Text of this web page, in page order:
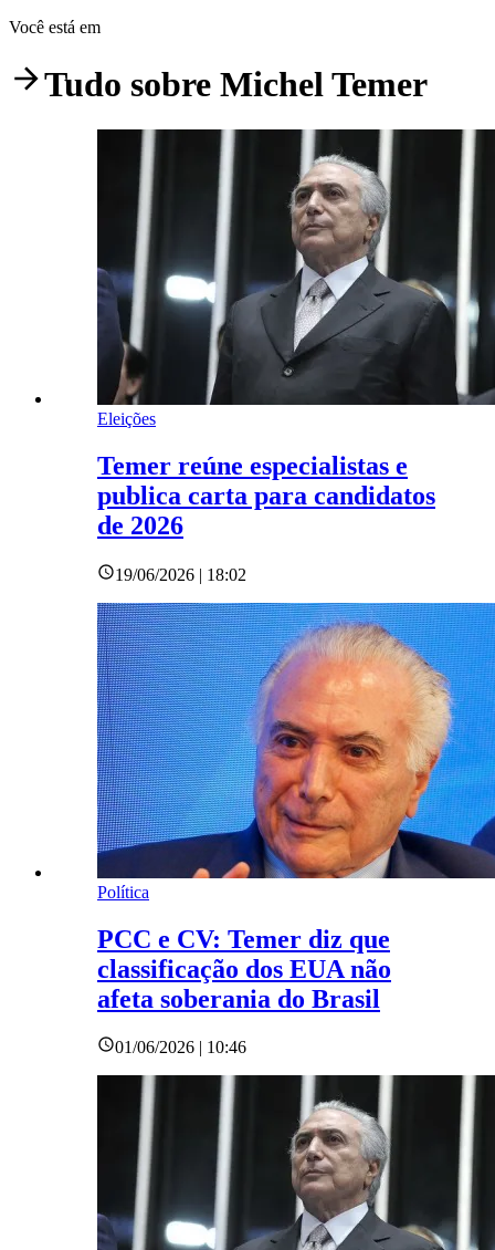
Você está em
Tudo sobre Michel Temer
Eleições
Temer reúne especialistas e
publica carta para candidatos
de 2026
19/06/2026 | 18:02
Política
PCC e CV: Temer diz que
classificação dos EUA não
afeta soberania do Brasil
01/06/2026 | 10:46